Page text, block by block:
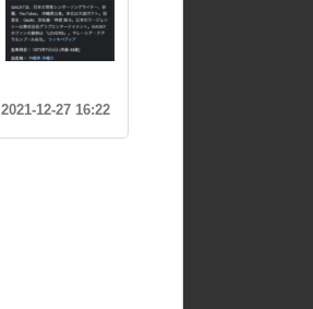
2021-12-27 16:22